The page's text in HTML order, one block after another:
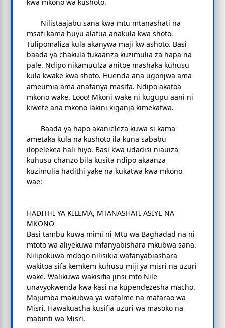
Nilistaajabu sana kwa mtu mtanashati na
msafi kama huyu alafua anakula kwa shoto.
Tulipomaliza kula akanywa maji kw ashoto. Basi
baada ya chakula tukaanza kuzimulia za hapa na
pale. Ndipo nikamuulza anitoe mashaka kuhusu
kula kwake kwa shoto. Huenda ana ugonjwa ama
ameumia ama anafanya masifa. Ndipo akatoa
mkono wake. Looo! Mkoni wake ni kugupu aani ni
kiwete ana mkono lakini kiganja kimekatwa.
Baada ya hapo akanieleza kuwa si kama
ametaka kula na kushoto ila kuna sababu
ilopelekea hali hiyo. Basi kwa udadisi niauiza
kuhusu chanzo bila kusita ndipo akaanza
kuzimulia hadithi yake na kukatwa kwa mkono
wae:-
HADITHI YA KILEMA, MTANASHATI ASIYE NA
MKONO
Basi tambu kuwa mimi ni Mtu wa Baghadad na ni
mtoto wa aliyekuwa mfanyabishara mkubwa sana.
Nilipokuwa mdogo nilisikia wafanyabiashara
wakitoa sifa kemkem kuhusu miji ya misri na uzuri
wake. Walikuwa wakisifia jinsi mto Nile
unavyokwenda kwa kasi na kupendezesha macho.
Majumba makubwa ya wafalme na mafarao wa
Misri. Hawakuacha kusifia uzuri wa masoko na
mabinti wa Misri.